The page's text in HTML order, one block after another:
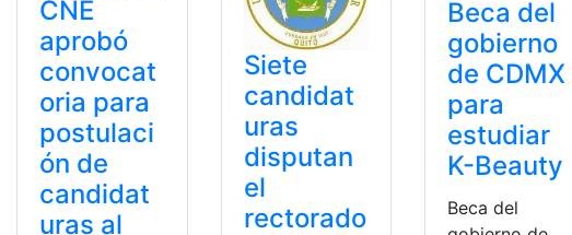
CNE
aprobó
convocat
oria para
postulaci
ón de
candidat
uras al
Siete
candidat
uras
disputan
el
rectorado
Beca del
gobierno
de CDMX
para
estudiar
K-Beauty
Beca del